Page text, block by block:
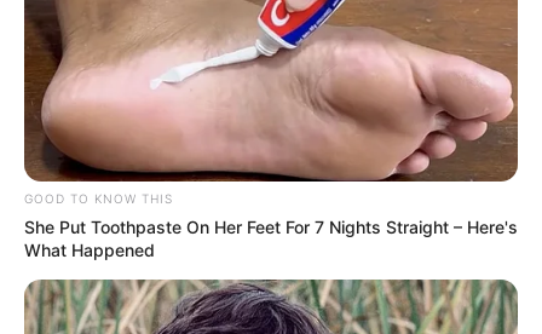
abaixo, na matéria.
Segundo a matéria de O Globo, "Otavio Pinto e Silva, sócio do
escritório Granadeiro Guimarães Advogados, lembra que o
parágrafo 4º C do artigo 40, incluído na Constituição pela Reforma
da Previdência de 2019, permite estabelecer critérios diferenciados
de idade e tempo de contribuição, mas veda a definição de regras
especiais com base em categoria profissional:
— Haverá margem tanto para veto do presidente Lula quanto para
questionamento no STF."
GOOD TO KNOW THIS
She Put Toothpaste On Her Feet For 7 Nights Straight – Here's
What Happened